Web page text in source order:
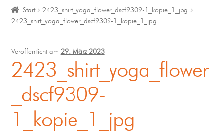
Mein Angebot
Coaching
Klangmassage
Start
2423_shirt_yoga_flower_dscf9309-1_kopie_1_jpg
2423_shirt_yoga_flower_dscf9309-1_kopie_1_jpg
Veröffentlicht am 29. März 2023
2423_shirt_yoga_flower
_dscf9309-
1_kopie_1_jpg